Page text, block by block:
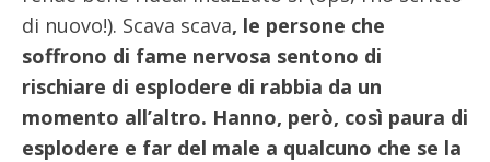
di nuovo!). Scava scava, le persone che
soffrono di fame nervosa sentono di
rischiare di esplodere di rabbia da un
momento all’altro. Hanno, però, così paura di
esplodere e far del male a qualcuno che se la